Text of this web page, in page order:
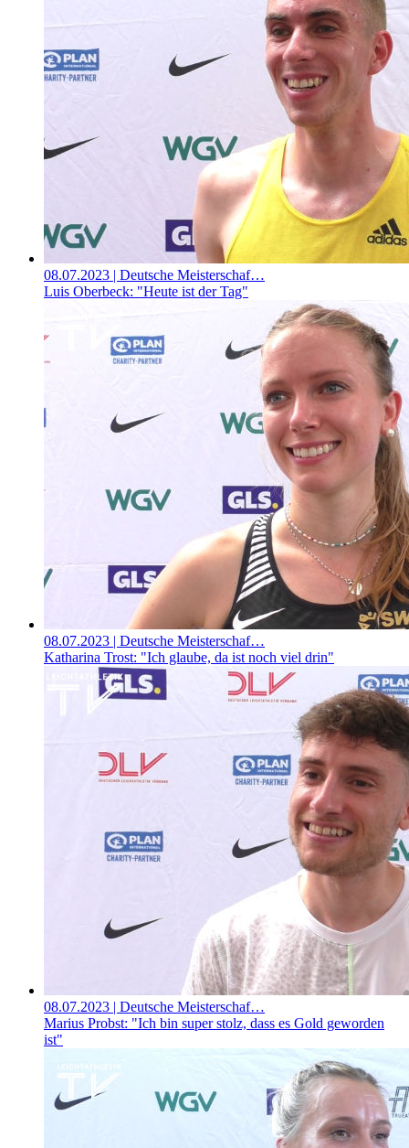
08.07.2023 | Deutsche Meisterschaf…
Luis Oberbeck: "Heute ist der Tag"
08.07.2023 | Deutsche Meisterschaf…
Katharina Trost: "Ich glaube, da ist noch viel drin"
08.07.2023 | Deutsche Meisterschaf…
Marius Probst: "Ich bin super stolz, dass es Gold geworden
ist"